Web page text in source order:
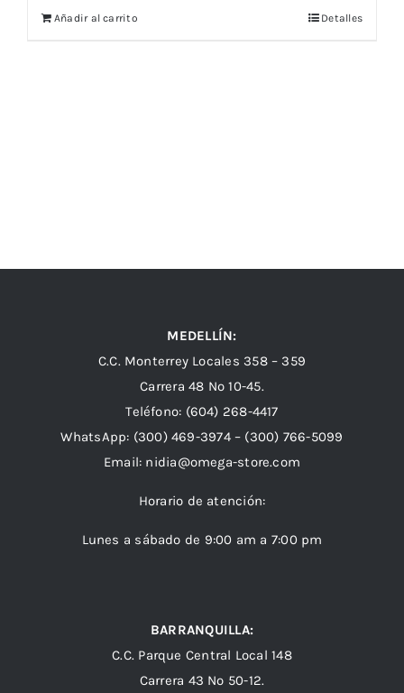
Añadir al carrito Detalles
MEDELLÍN:
C.C. Monterrey Locales 358 – 359
Carrera 48 Nº 10-45.
Teléfono: (604) 268-4417
WhatsApp: (300) 469-3974 – (300) 766-5099
Email: nidia@omega-store.com
Horario de atención:
Lunes a sábado de 9:00 am a 7:00 pm
BARRANQUILLA:
C.C. Parque Central Local 148
Carrera 43 Nº 50-12.